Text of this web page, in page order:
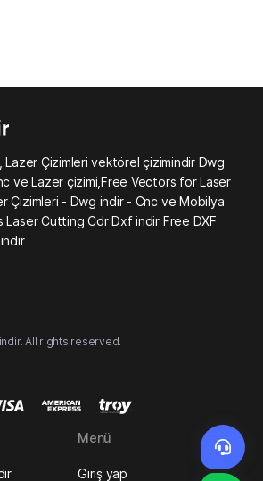
Lazer Çizimleri vektörel çizimindir Dwg
ve Lazer çizimi,Free Vectors for Laser
Çizimleri - Dwg indir - Cnc ve Mobilya
Laser Cutting Cdr Dxf indir Free DXF
All rights reserved.
Menü
Giriş yap